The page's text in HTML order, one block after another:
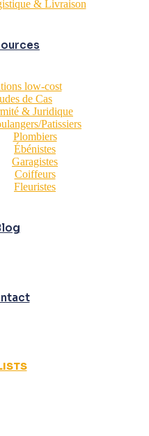
& Livraison
low-cost
de Cas
& Juridique
Patissiers
Plombiers
Ébénistes
Garagistes
Coiffeurs
Fleuristes